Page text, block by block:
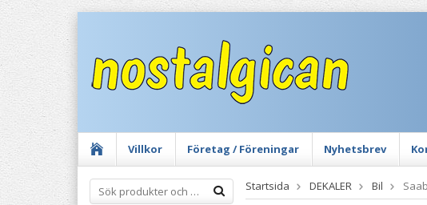
Villkor Företag / Föreningar Nyhetsbrev
Startsida DEKALER Bil